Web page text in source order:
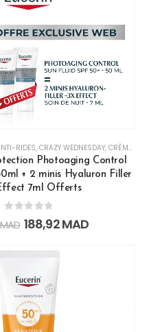
,PROTECTEUR,REPULPANT
,HYDRATATION, LISSANT,OFFRES ANTI-
RIDES, CRAZY WEDNESDAY, CRÈMES DE JOUR
Photoaging Control
+ 2 minis Hyaluron Filler
7ml Offerts
out of 5
MAD 188,92MAD